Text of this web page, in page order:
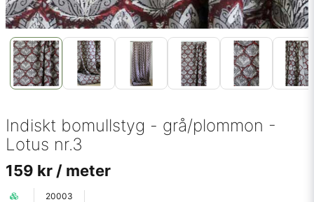
Indiskt bomullstyg - grå/plommon -
Lotus nr.3
159 kr / meter
20003